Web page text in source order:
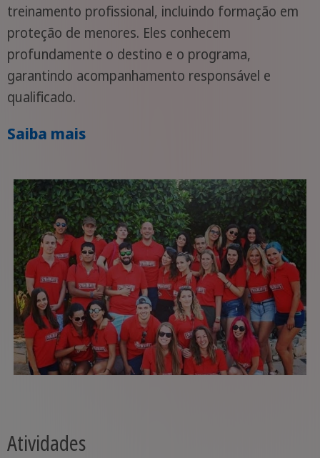
treinamento profissional, incluindo formação em
proteção de menores. Eles conhecem
profundamente o destino e o programa,
garantindo acompanhamento responsável e
qualificado.
Saiba mais
Atividades